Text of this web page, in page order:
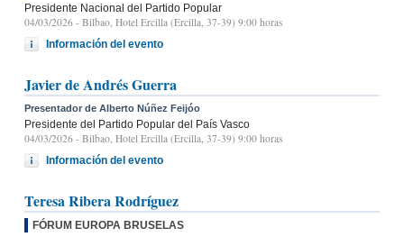
Presidente Nacional del Partido Popular
04/03/2026 - Bilbao, Hotel Ercilla (Ercilla, 37-39) 9:00 horas
Información del evento
Javier de Andrés Guerra
Presentador de Alberto Núñez Feijóo
Presidente del Partido Popular del País Vasco
04/03/2026 - Bilbao, Hotel Ercilla (Ercilla, 37-39) 9:00 horas
Información del evento
Teresa Ribera Rodríguez
FÓRUM EUROPA BRUSELAS